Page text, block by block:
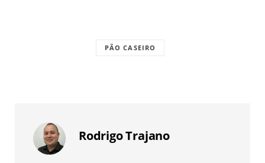
PÃO CASEIRO
Rodrigo Trajano